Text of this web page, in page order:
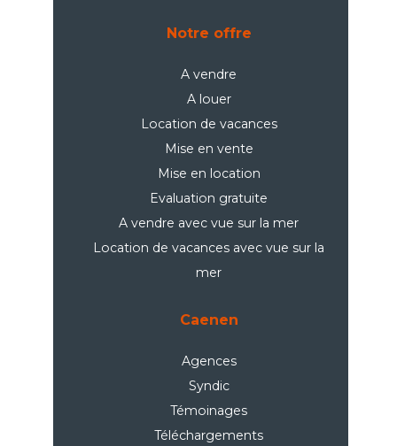
Notre offre
A vendre
A louer
Location de vacances
Mise en vente
Mise en location
Evaluation gratuite
A vendre avec vue sur la mer
Location de vacances avec vue sur la
mer
Caenen
Agences
Syndic
Témoinages
Téléchargements